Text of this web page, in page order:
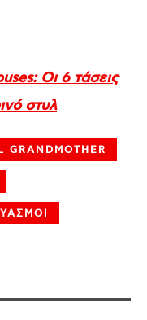
Οι 6 τάσεις
στυλ
GRANDMOTHER